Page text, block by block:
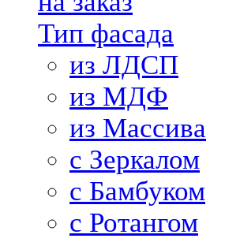
Тип фасада
из ЛДСП
из МДФ
из Массива
с Зеркалом
с Бамбуком
с Ротангом